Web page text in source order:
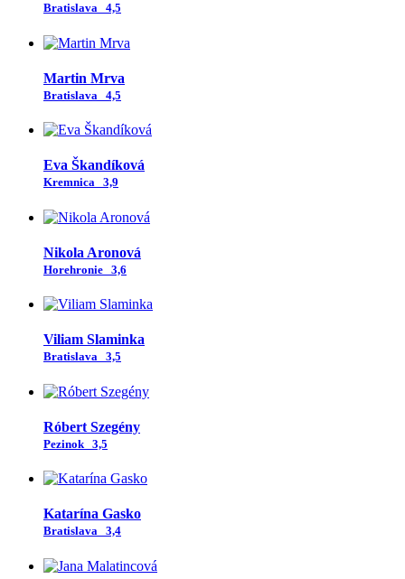
Bratislava 4,5
Martin Mrva
Bratislava 4,5
Eva Škandíková
Kremnica 3,9
Nikola Aronová
Horehronie 3,6
Viliam Slaminka
Bratislava 3,5
Róbert Szegény
Pezinok 3,5
Katarína Gasko
Bratislava 3,4